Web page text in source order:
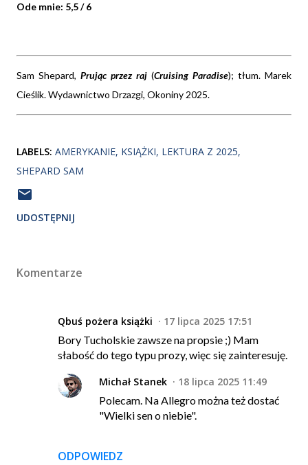
Ode mnie: 5,5 / 6
Sam Shepard, Prując przez raj (Cruising Paradise); tłum. Marek
Cieślik. Wydawnictwo Drzazgi, Okoniny 2025.
LABELS: AMERYKANIE KSIĄŻKI LEKTURA Z 2025
SHEPARD SAM
UDOSTĘPNIJ
Komentarze
Qbuś pożera książki
17 lipca 2025 17:51
Bory Tucholskie zawsze na propsie ;) Mam
słabość do tego typu prozy, więc się zainteresuję.
ODPOWIEDZ
Michał Stanek
18 lipca 2025 11:49
Polecam. Na Allegro można też dostać
"Wielki sen o niebie".